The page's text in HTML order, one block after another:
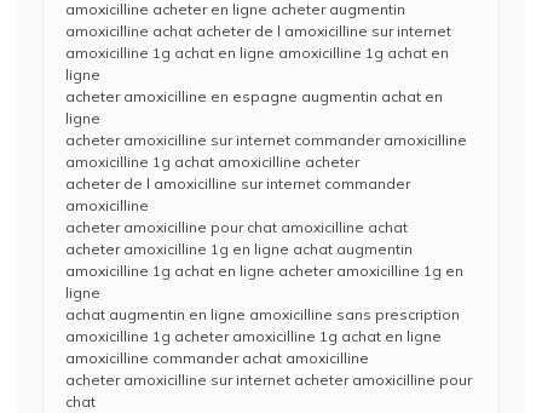
amoxicilline acheter en ligne acheter augmentin
amoxicilline achat acheter de l amoxicilline sur internet
amoxicilline 1g achat en ligne amoxicilline 1g achat en
ligne
acheter amoxicilline en espagne augmentin achat en
ligne
acheter amoxicilline sur internet commander amoxicilline
amoxicilline 1g achat amoxicilline acheter
acheter de l amoxicilline sur internet commander
amoxicilline
acheter amoxicilline pour chat amoxicilline achat
acheter amoxicilline 1g en ligne achat augmentin
amoxicilline 1g achat en ligne acheter amoxicilline 1g en
ligne
achat augmentin en ligne amoxicilline sans prescription
amoxicilline 1g acheter amoxicilline 1g achat en ligne
amoxicilline commander achat amoxicilline
acheter amoxicilline sur internet acheter amoxicilline pour
chat